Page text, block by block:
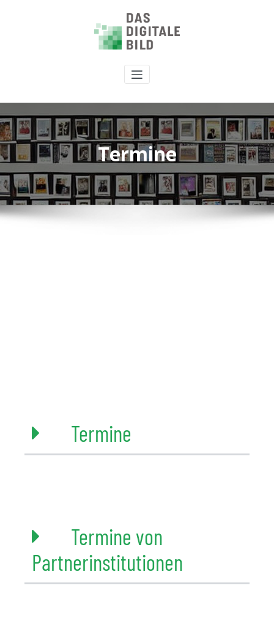
Termine
Termine
Termine von
Partnerinstitutionen